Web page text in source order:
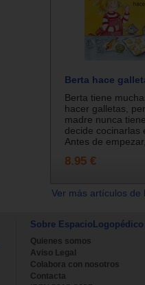
Berta hace
Berta tiene
hacer galletas,
madre nunca
decide cocinarlas
Antes de
8.95 €
Ver más artículos
Sobre EspacioLogopédico
Quienes somos
Aviso Legal
Colabora con nosotros
Contacta